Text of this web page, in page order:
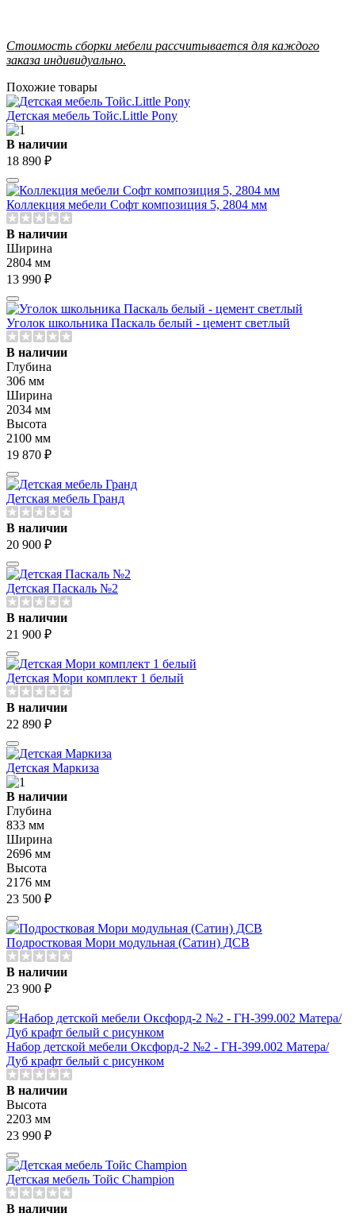
Стоимость сборки мебели рассчитывается для каждого
заказа индивидуально.
Похожие товары
Детская мебель Тойс.Little Pony
В наличии
18 890 ₽
Коллекция мебели Софт композиция 5, 2804 мм
В наличии
Ширина
2804 мм
13 990 ₽
Уголок школьника Паскаль белый - цемент светлый
В наличии
Глубина
306 мм
Ширина
2034 мм
Высота
2100 мм
19 870 ₽
Детская мебель Гранд
В наличии
20 900 ₽
Детская Паскаль №2
В наличии
21 900 ₽
Детская Мори комплект 1 белый
В наличии
22 890 ₽
Детская Маркиза
В наличии
Глубина
833 мм
Ширина
2696 мм
Высота
2176 мм
23 500 ₽
Подростковая Мори модульная (Сатин) ДСВ
В наличии
23 900 ₽
Набор детской мебели Оксфорд-2 №2 - ГН-399.002 Матера/
Дуб крафт белый с рисунком
В наличии
Высота
2203 мм
23 990 ₽
Детская мебель Тойс Champion
В наличии